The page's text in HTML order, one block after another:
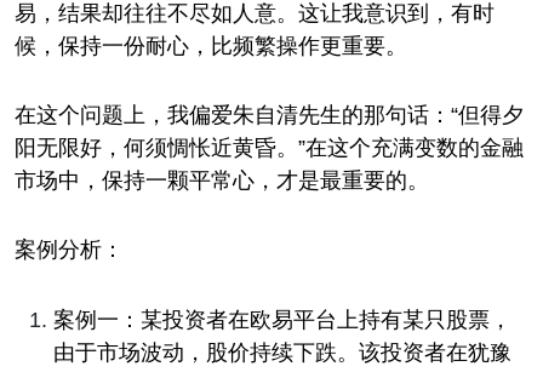
易，结果却往往不尽如人意。这让我意识到，有时
候，保持一份耐心，比频繁操作更重要。
在这个问题上，我偏爱朱自清先生的那句话：“但得夕
阳无限好，何须惆怅近黄昏。”在这个充满变数的金融
市场中，保持一颗平常心，才是最重要的。
案例分析：
案例一：某投资者在欧易平台上持有某只股票，
由于市场波动，股价持续下跌。该投资者在犹豫